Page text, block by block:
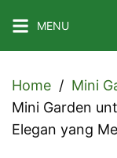
to
MENU
Home
Mini
Mini Garden
Elegan yang